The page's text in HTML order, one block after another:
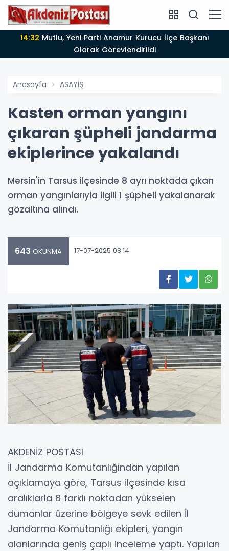
14:12Anamur'da Kasten öldürmeye teşebbüs şüphelisi
Anasayfa ASAYİŞ
Kasten orman yangını
çıkaran şüpheli jandarma
ekiplerince yakalandı
Mersin'in Tarsus ilçesinde 8 ayrı noktada çıkan
orman yangınlarıyla ilgili 1 şüpheli yakalanarak
gözaltına alındı.
643 OKUNMA 17-07-2025 08:14
AKDENİZ POSTASI
İl Jandarma Komutanlığından yapılan
açıklamaya göre, Tarsus ilçesinde kısa
aralıklarla 8 farklı noktadan yükselen
dumanlar üzerine bölgeye sevk edilen İl
Jandarma Komutanlığı ekipleri, yangın
alanlarında geniş çaplı inceleme yaptı. Yapılan